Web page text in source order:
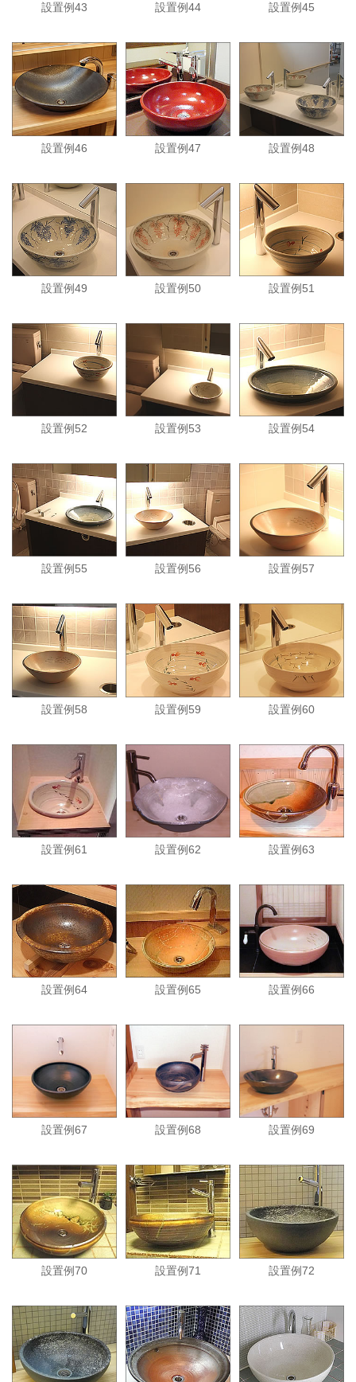
設置例43 設置例44 設置例45
設置例46 設置例47 設置例48
設置例49 設置例50 設置例51
設置例52 設置例53 設置例54
設置例55 設置例56 設置例57
設置例58 設置例59 設置例60
設置例61 設置例62 設置例63
設置例64 設置例65 設置例66
設置例67 設置例68 設置例69
設置例70 設置例71 設置例72